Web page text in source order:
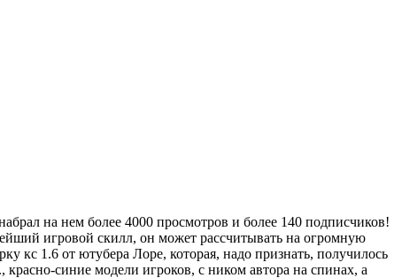
на нем более 4000 просмотров и более 140 подписчиков!
игровой скилл, он может рассчитывать на огромную
кс 1.6 от ютубера Лоре, которая, надо признать, получилось
синие модели игроков, с ником автора на спинах, а